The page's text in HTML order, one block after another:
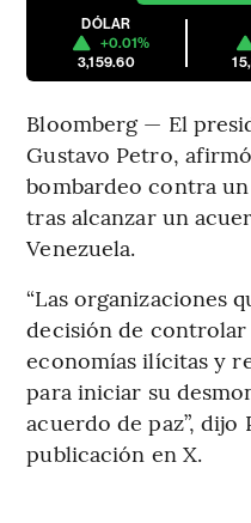
DÓLAR
+0.01%
3,159.60
Bloomberg — El
Gustavo Petro,
bombardeo contra
tras alcanzar un
Venezuela.
“Las organizaciones
decisión de
economías ilícitas y
para iniciar su
acuerdo de paz”,
publicación en X.